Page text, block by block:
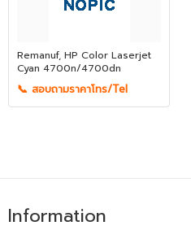
Remanuf, HP Color Laserjet
Cyan 4700n/4700dn
📞 สอบถามราคาโทร/Tel
Information